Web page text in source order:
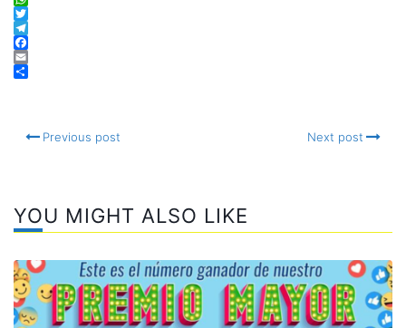
WhatsApp
Twitter
Telegram
Facebook
Email
Previous post Next post
YOU MIGHT ALSO LIKE